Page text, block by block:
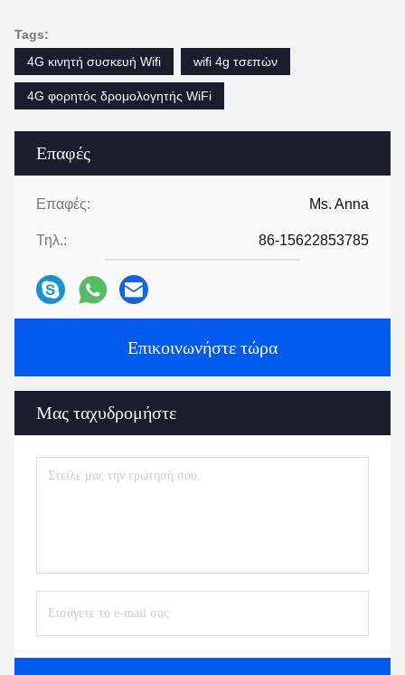
Επαφές
Επαφές: Ms. Anna
Τηλ.: 86-15622853785
Επικοινωνήστε τώρα
Μας ταχυδρομήστε
Tags:
4G κινητή συσκευή Wifi
wifi 4g τσεπών
4G φορητός δρομολογητής WiFi